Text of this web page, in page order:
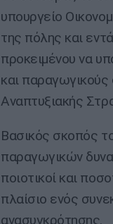
υπουργείο
της πόλης και
προκειμένου να
και
Αναπτυξιακής
Βασικός σκοπός
παραγωγικών
ποιοτικοί και
πλαίσιο ενός
ανασυγκρότησης.